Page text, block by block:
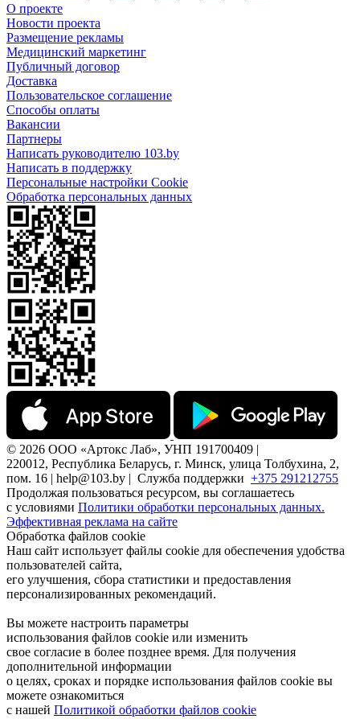
О проекте
Новости проекта
Размещение рекламы
Медицинский маркетинг
Публичный договор
Доставка
Пользовательское соглашение
Способы оплаты
Вакансии
Партнеры
Написать руководителю 103.by
Написать в поддержку
Персональные настройки Cookie
Обработка персональных данных
© 2026 ООО «Артокс Лаб», УНП 191700409 |
220012, Республика Беларусь, г. Минск, улица Толбухина, 2,
пом. 16 | help@103.by | Служба поддержки +375 291212755
Продолжая пользоваться ресурсом, вы соглашаетесь
с условиями Политики обработки персональных данных.
Эффективная реклама на сайте
Обработка файлов cookie
Наш сайт использует файлы cookie для обеспечения удобства
пользователей сайта,
его улучшения, сбора статистики и предоставления
персонализированных рекомендаций.
Вы можете настроить параметры
использования файлов cookie или изменить
свое согласие в более позднее время. Для получения
дополнительной информации
о целях, сроках и порядке использования файлов cookie вы
можете ознакомиться
с нашей Политикой обработки файлов cookie